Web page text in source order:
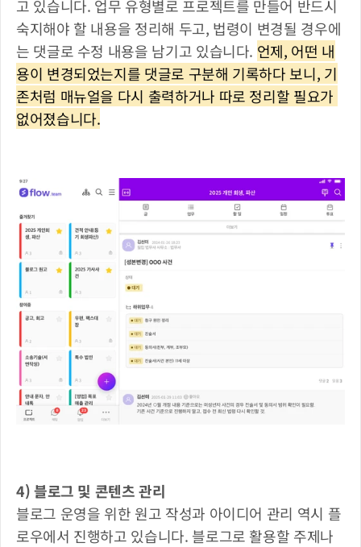
고 있습니다. 업무 유형별로 프로젝트를 만들어 반드시
숙지해야 할 내용을 정리해 두고, 법령이 변경될 경우에
는 댓글로 수정 내용을 남기고 있습니다. 언제, 어떤 내
용이 변경되었는지를 댓글로 구분해 기록하다 보니, 기
존처럼 매뉴얼을 다시 출력하거나 따로 정리할 필요가
없어졌습니다.
4) 블로그 및 콘텐츠 관리
블로그 운영을 위한 원고 작성과 아이디어 관리 역시 플
로우에서 진행하고 있습니다. 블로그로 활용할 주제나